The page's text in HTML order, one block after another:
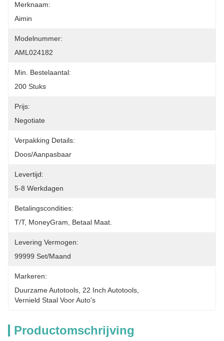
Merknaam:
Aimin
Modelnummer:
AML024182
Min. Bestelaantal:
200 Stuks
Prijs:
Negotiate
Verpakking Details:
Doos/aanpasbaar
Levertijd:
5-8 Werkdagen
Betalingscondities:
T/T, MoneyGram, Betaal Maat.
Levering Vermogen:
99999 Set/maand
Markeren:
Duurzame Autotools 22 Inch Autotools
Vernield Staal Voor Auto's
Productomschrijving